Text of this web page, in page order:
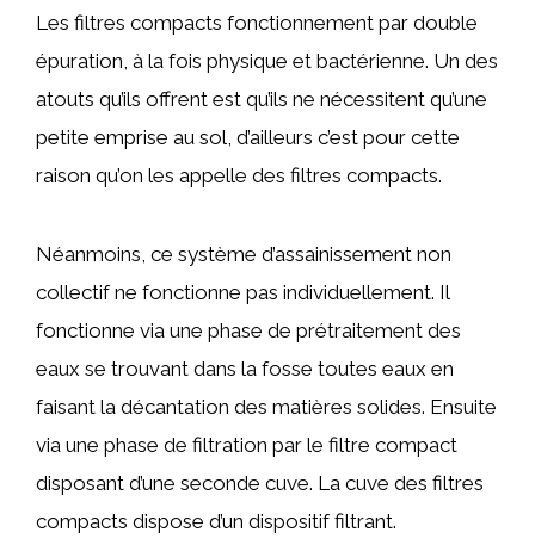
Les filtres compacts fonctionnement par double
épuration, à la fois physique et bactérienne. Un des
atouts qu’ils offrent est qu’ils ne nécessitent qu’une
petite emprise au sol, d’ailleurs c’est pour cette
raison qu’on les appelle des filtres compacts.
Néanmoins, ce système d’assainissement non
collectif ne fonctionne pas individuellement. Il
fonctionne via une phase de prétraitement des
eaux se trouvant dans la fosse toutes eaux en
faisant la décantation des matières solides. Ensuite
via une phase de filtration par le filtre compact
disposant d’une seconde cuve. La cuve des filtres
compacts dispose d’un dispositif filtrant.